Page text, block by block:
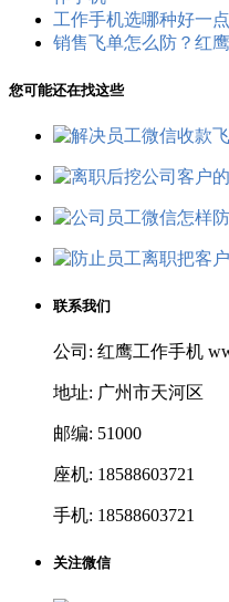
工作手机选哪种好一
销售飞单怎么防？红
您可能还在找这些
联系我们
公司: 红鹰工作手机
地址: 广州市天河区
邮编: 51000
座机: 18588603721
手机: 18588603721
关注微信